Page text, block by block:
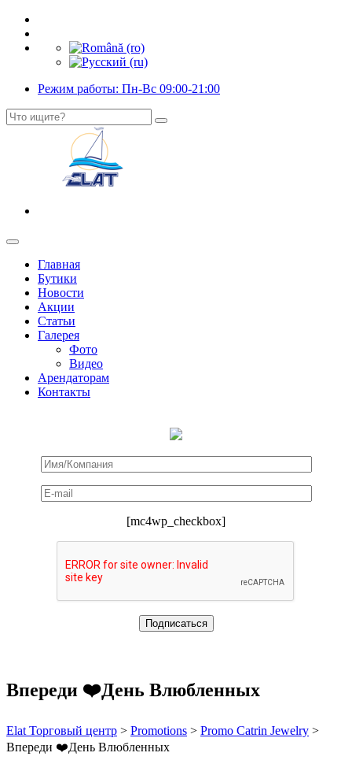
Режим работы: Пн-Вс 09:00-21:00
Главная
Бутики
Новости
Акции
Статьи
Галерея
Фото
Видео
Арендаторам
Контакты
[mc4wp_checkbox]
Впереди ❤️День Влюбленных
Elat Торговый центр > Promotions > Promo Catrin Jewelry >
Впереди ❤️День Влюбленных